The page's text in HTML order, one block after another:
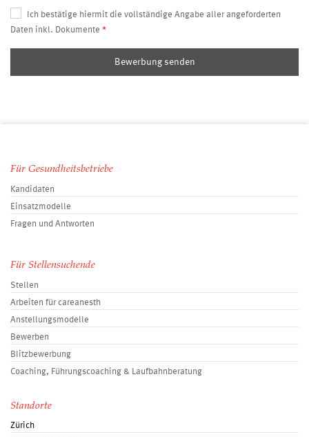
Ich bestätige hiermit die vollständige Angabe aller angeforderten
Daten inkl. Dokumente
Bewerbung senden
Für Gesundheitsbetriebe
Kandidaten
Einsatzmodelle
Fragen und Antworten
Für Stellensuchende
Stellen
Arbeiten für careanesth
Anstellungsmodelle
Bewerben
Blitzbewerbung
Coaching, Führungscoaching & Laufbahnberatung
Standorte
Zürich